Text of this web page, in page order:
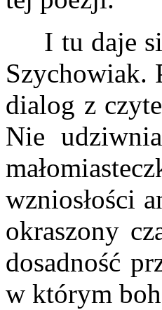
I tu daje się
Szychowiak.
dialog z
Nie
wzniosłości
okraszony
dosadność
w którym